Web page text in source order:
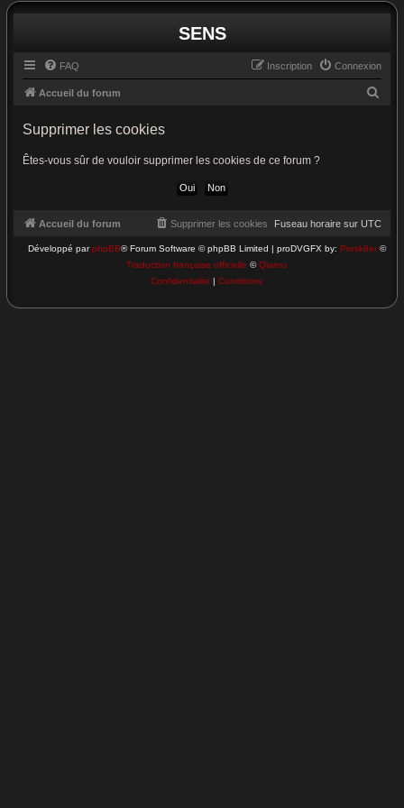
SENS
FAQ Connexion
Inscription
Accueil du forum
c
h
Supprimer les cookies
Êtes-vous sûr de vouloir supprimer les cookies de ce forum ?
Accueil du forum Fuseau horaire sur UTC
Supprimer les cookies
Développé parphpBB® Forum Software © phpBB Limited | proDVGFX by: Prosk8er©
Traduction française officielle ©Qiaeru
Confidentialité | Conditions